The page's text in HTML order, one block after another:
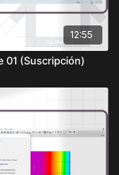
12:55
01 (Suscripción)